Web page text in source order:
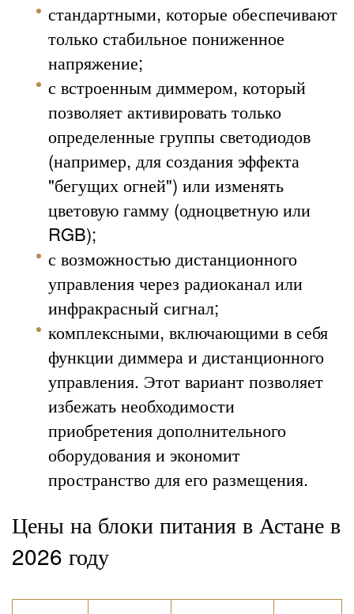
стандартными, которые обеспечивают
только стабильное пониженное
напряжение;
с встроенным диммером, который
позволяет активировать только
определенные группы светодиодов
(например, для создания эффекта
"бегущих огней") или изменять
цветовую гамму (одноцветную или
RGB);
с возможностью дистанционного
управления через радиоканал или
инфракрасный сигнал;
комплексными, включающими в себя
функции диммера и дистанционного
управления. Этот вариант позволяет
избежать необходимости
приобретения дополнительного
оборудования и экономит
пространство для его размещения.
Цены на блоки питания в Астане в
2026 году